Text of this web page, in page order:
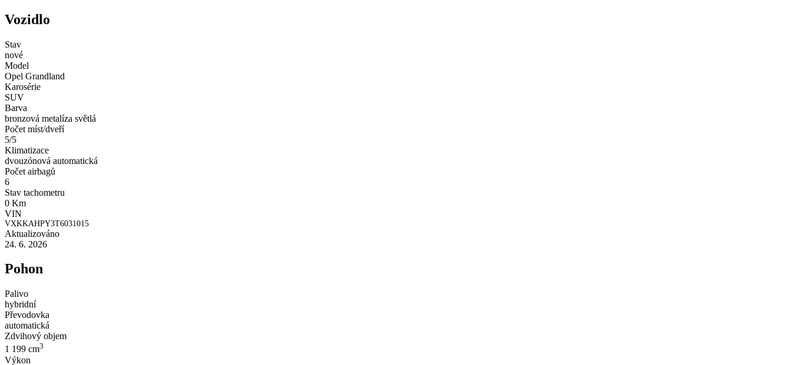
Vozidlo
Stav
nové
Model
Opel Grandland
Karosérie
SUV
Barva
bronzová metalíza světlá
Počet míst/dveří
5/5
Klimatizace
dvouzónová automatická
Počet airbagů
6
Stav tachometru
0 Km
VIN
VXKKAHPY3T6031015
Aktualizováno
24. 6. 2026
Pohon
Palivo
hybridní
Převodovka
automatická
Zdvihový objem
1 199 cm3
Výkon